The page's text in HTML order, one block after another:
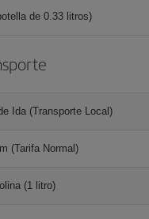
de 0.33 litros)
Ida (Transporte Local)
(Tarifa Normal)
(1 litro)